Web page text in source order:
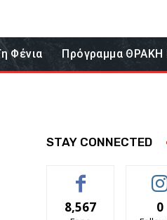
Φένια Πρόγραμμα ΘΡΑΚΗ
STAY CONNECTED
8,567 0